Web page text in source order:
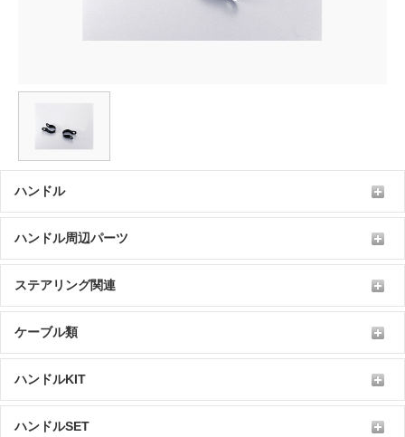
ハンドル
ハンドル周辺パーツ
ステアリング関連
ケーブル類
ハンドルKIT
ハンドルSET